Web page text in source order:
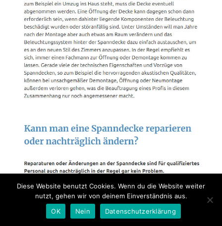
Diese Website benutzt Cookies. Wenn du die Website weiter
nutzt, gehen wir von deinem Einverständnis aus.
OK
Nein Datenschutzerklärung